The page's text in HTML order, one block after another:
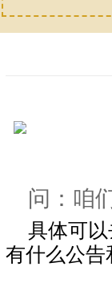
问：咱
具体可
有什么公告